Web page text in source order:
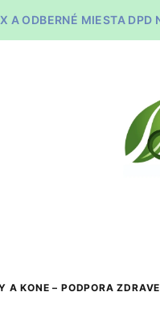
A ODBERNÉ MIESTA
A KONE – PODPORA